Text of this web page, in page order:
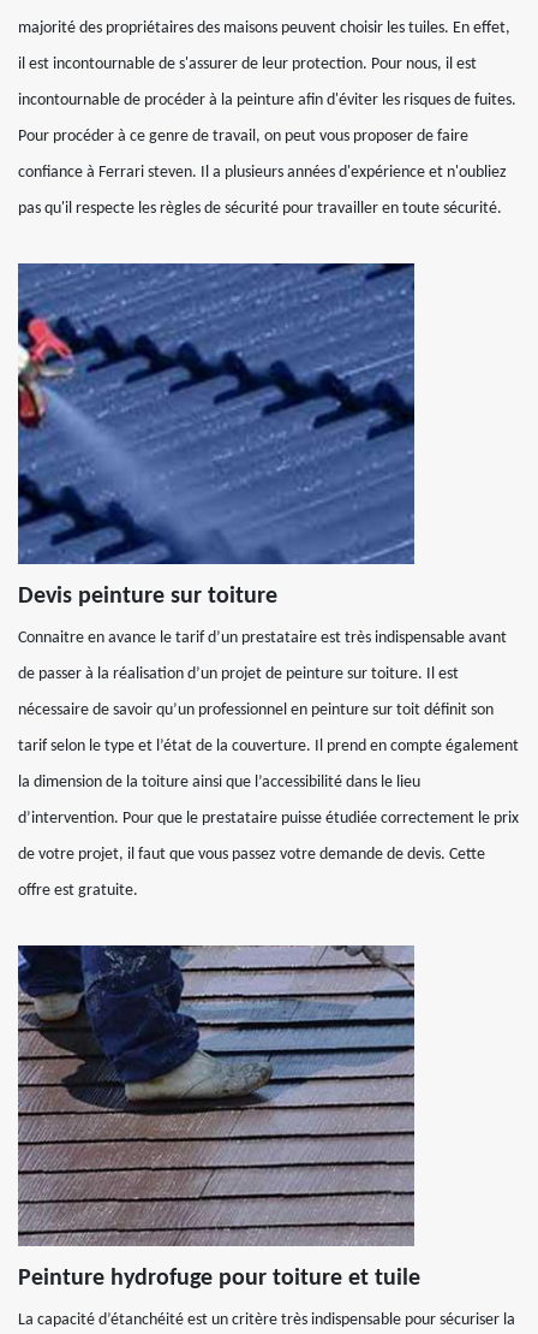
majorité des propriétaires des maisons peuvent choisir les tuiles. En effet,
il est incontournable de s'assurer de leur protection. Pour nous, il est
incontournable de procéder à la peinture afin d'éviter les risques de fuites.
Pour procéder à ce genre de travail, on peut vous proposer de faire
confiance à Ferrari steven. Il a plusieurs années d'expérience et n'oubliez
pas qu'il respecte les règles de sécurité pour travailler en toute sécurité.
Devis peinture sur toiture
Connaitre en avance le tarif d’un prestataire est très indispensable avant
de passer à la réalisation d’un projet de peinture sur toiture. Il est
nécessaire de savoir qu’un professionnel en peinture sur toit définit son
tarif selon le type et l’état de la couverture. Il prend en compte également
la dimension de la toiture ainsi que l’accessibilité dans le lieu
d’intervention. Pour que le prestataire puisse étudiée correctement le prix
de votre projet, il faut que vous passez votre demande de devis. Cette
offre est gratuite.
Peinture hydrofuge pour toiture et tuile
La capacité d’étanchéité est un critère très indispensable pour sécuriser la